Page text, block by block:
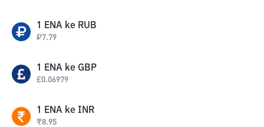
1 ENA ke RUB
₽7.79
1 ENA ke GBP
£0.06979
1 ENA ke INR
₹8.95